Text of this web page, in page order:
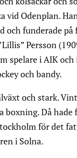
vid Odenplan.
och funderade
Persson
spelare i AIK och
och bandy.
och stark.
boxning. Då hade
för det
i Solna.